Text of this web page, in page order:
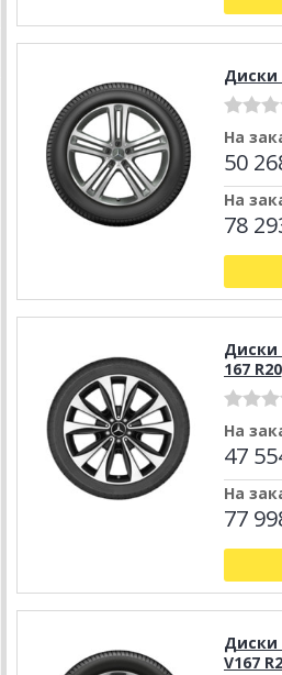
Диски
На
50
На
78
Диски
167 R20
На
47
На
77
Диски
V167